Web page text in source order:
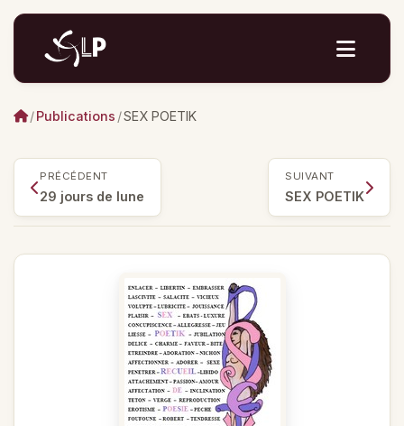
/Publications /SEX POETIK
PRÉCÉDENT
29 jours de lune
SUIVANT
SEX POETIK